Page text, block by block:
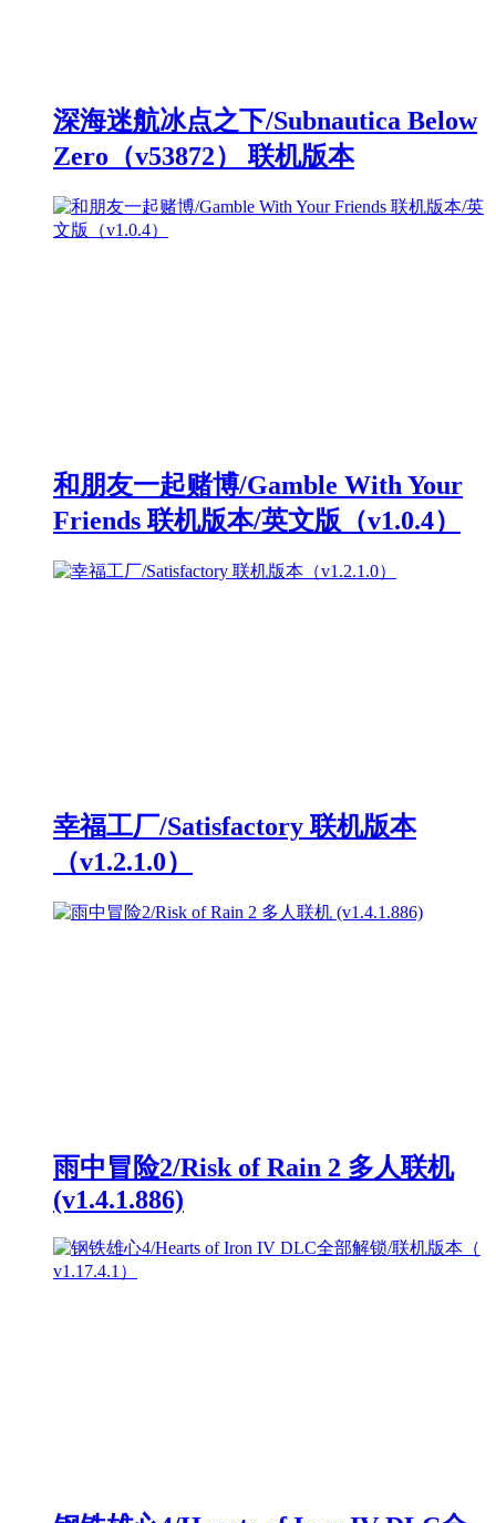
深海迷航冰点之下/Subnautica Below
Zero（v53872） 联机版本
和朋友一起赌博/Gamble With Your
Friends 联机版本/英文版（v1.0.4）
幸福工厂/Satisfactory 联机版本
（v1.2.1.0）
雨中冒险2/Risk of Rain 2 多人联机
(v1.4.1.886)